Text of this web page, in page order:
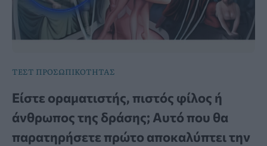
ΤΕΣΤ ΠΡΟΣΩΠΙΚΟΤΗΤΑΣ
Είστε οραματιστής, πιστός φίλος ή
άνθρωπος της δράσης; Αυτό που θα
παρατηρήσετε πρώτο αποκαλύπτει την